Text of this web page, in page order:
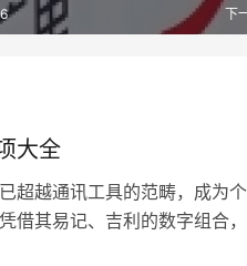
下
大全
超越通讯工具的范畴，成为
借其易记、吉利的数字组合